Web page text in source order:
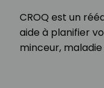
CROQ est un
aide à planifier
minceur,